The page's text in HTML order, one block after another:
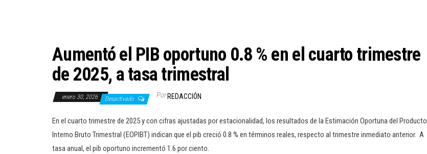
Aumentó el PIB oportuno 0.8 % en el cuarto trimestre
de 2025, a tasa trimestral
enero 30, 2026 Desactivado Por REDACCIÓN
En el cuarto trimestre de 2025 y con cifras ajustadas por estacionalidad, los resultados de la Estimación Oportuna del Producto
Interno Bruto Trimestral (EOPIBT) indican que el pib creció 0.8 % en términos reales, respecto al trimestre inmediato anterior. A
tasa anual, el pib oportuno incrementó 1.6 por ciento.